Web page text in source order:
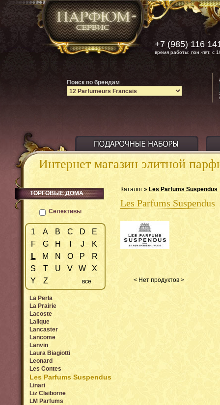
Интернет магазин элитной
Каталог » Les Parfums Suspendus
Les Parfums Suspendus
< Нет продуктов >
ТОРГОВЫЕ ДОМА
Селективы
1 A B C D
E
F
G H J
K
L
M N O P
R
S
T U V W
X
Y
Z все
La Perla
La Prairie
Lacoste
Lalique
Lancaster
Lancome
Lanvin
Laura Biagiotti
Leonard
Les Contes
Les Parfums Suspendus
Linari
Liz Claiborne
LM Parfums
+7 (985) 116
время работы: пон.-пят. с
Поиск по брендам